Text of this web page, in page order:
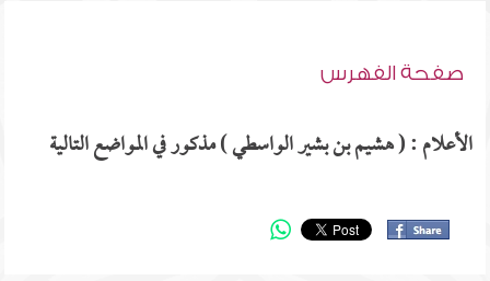
صفحة الفهرس
الأعلام : ( هشيم بن بشير الواسطي ) مذكور في المواضع التالية